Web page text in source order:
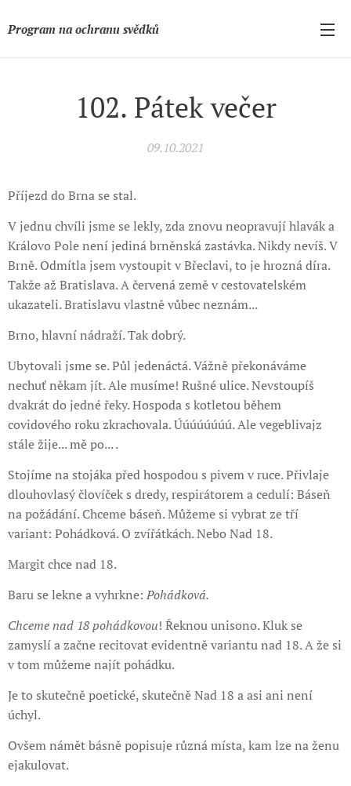
Program na ochranu svědků
102. Pátek večer
09.10.2021
Příjezd do Brna se stal.
V jednu chvíli jsme se lekly, zda znovu neopravují hlavák a
Královo Pole není jediná brněnská zastávka. Nikdy nevíš. V
Brně. Odmítla jsem vystoupit v Břeclavi, to je hrozná díra.
Takže až Bratislava. A červená země v cestovatelském
ukazateli. Bratislavu vlastně vůbec neznám...
Brno, hlavní nádraží. Tak dobrý.
Ubytovali jsme se. Půl jedenáctá. Vážně překonáváme
nechuť někam jít. Ale musíme! Rušné ulice. Nevstoupíš
dvakrát do jedné řeky. Hospoda s kotletou během
covidového roku zkrachovala. Úúúúúúúú. Ale vegeblivajz
stále žije... mě po... .
Stojíme na stojáka před hospodou s pivem v ruce. Přivlaje
dlouhovlasý človíček s dredy, respirátorem a cedulí: Báseň
na požádání. Chceme báseň. Můžeme si vybrat ze tří
variant: Pohádková. O zvířátkách. Nebo Nad 18.
Margit chce nad 18.
Baru se lekne a vyhrkne: Pohádková.
Chceme nad 18 pohádkovou! Řeknou unisono. Kluk se
zamyslí a začne recitovat evidentně variantu nad 18. A že si
v tom můžeme najít pohádku.
Je to skutečně poetické, skutečně Nad 18 a asi ani není
úchyl.
Ovšem námět básně popisuje různá místa, kam lze na ženu
ejakulovat.